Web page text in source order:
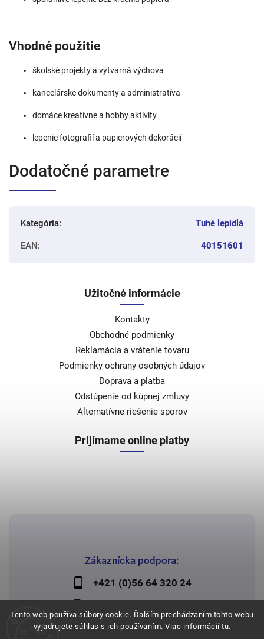
Tento web používa súbory cookie. Ďalším prechádzaním tohto webu
vyjadrujete súhlas s ich používaním. Viac informácií tu.
Vhodné použitie
školské projekty a výtvarná výchova
kancelárske dokumenty a administratíva
domáce kreatívne a hobby aktivity
lepenie fotografií a papierových dekorácií
Dodatočné parametre
Kategória: Tuhé lepidlá
EAN: 40151601
Zákaznícka podpora:
+421 (0)56 64 320 24
Užitočné informácie
Kontakty
Obchodné podmienky
Reklamácia a vrátenie tovaru
Podmienky ochrany osobných údajov
Doprava a platba
Odstúpenie od kúpnej zmluvy
Alternatívne riešenie sporov
Prijímame online platby